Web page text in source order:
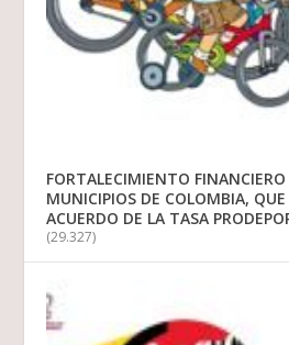
FORTALECIMIENTO
MUNICIPIOS DE COLOMBIA,
ACUERDO DE LA TASA
(29.327)